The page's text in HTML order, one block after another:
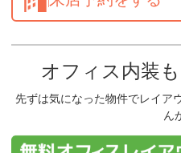
オフィス内装
先ずは気になった物件でレイア
ん